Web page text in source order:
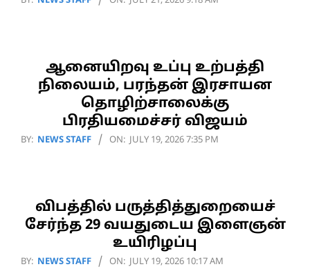
ஆனையிறவு உப்பு உற்பத்தி
நிலையம், பரந்தன் இரசாயன
தொழிற்சாலைக்கு
பிரதியமைச்சர் விஜயம்
2026-
BY: NEWS STAFF ON: JULY 19, 2026 7:35 PM
விபத்தில் பருத்தித்துறையைச்
சேர்ந்த 29 வயதுடைய இளைஞன்
உயிரிழப்பு
2026-
BY: NEWS STAFF ON: JULY 19, 2026 10:17 AM